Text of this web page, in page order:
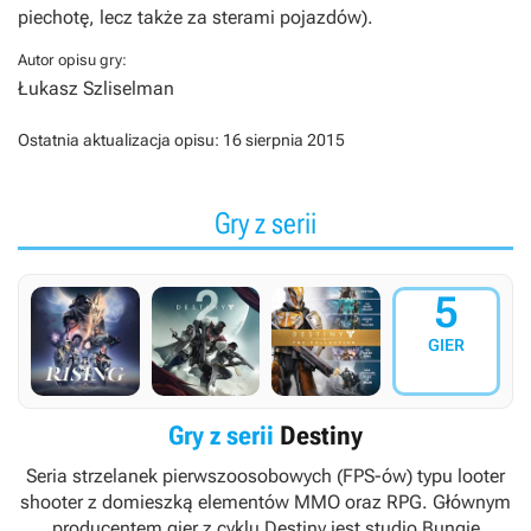
piechotę, lecz także za sterami pojazdów).
Autor opisu gry:
Łukasz Szliselman
Ostatnia aktualizacja opisu: 16 sierpnia 2015
Gry z serii
5
GIER
Gry z serii Destiny
Seria strzelanek pierwszoosobowych (FPS-ów) typu looter
shooter z domieszką elementów MMO oraz RPG. Głównym